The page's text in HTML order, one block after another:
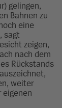
gelingen,
Bahnen zu
eine
sagt
zeigen,
nach dem
Rückstands
weiter
eigenen